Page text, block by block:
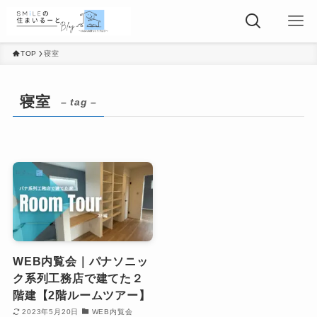
TOP 寝室
寝室 – tag –
WEB内覧会｜パナソニッ
ク系列工務店で建てた２
階建【2階ルームツアー】
2023年5月20日 WEB内覧会